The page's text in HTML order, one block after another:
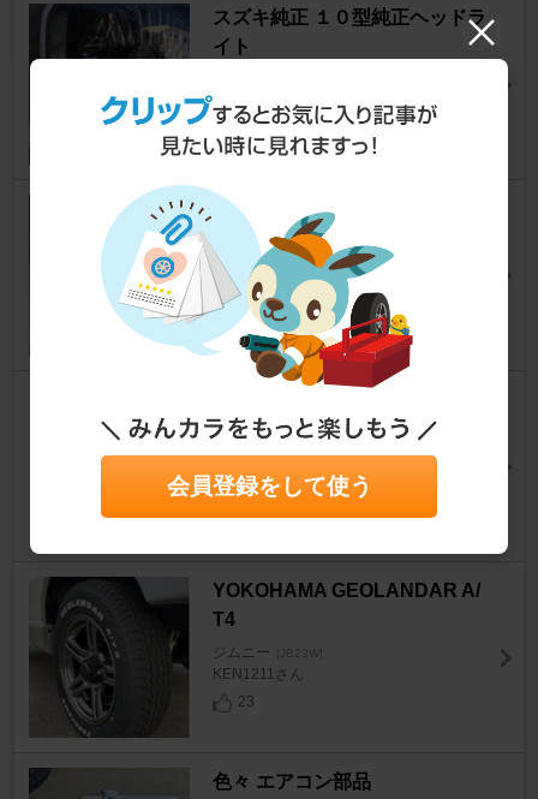
スズキ純正 １０型純正ヘッドラ
イト
fumibouzu2さん
23
エムテック中京 フロントパイプ
ジムニー [JB23W]
BAKU＠オンボロワークスさん
11
ジムニー [JB23W]
mikamika1991さん
9
YOKOHAMA GEOLANDAR A/
T4
ジムニー [JB23W]
KEN1211さん
23
色々 エアコン部品
会員登録をして使う